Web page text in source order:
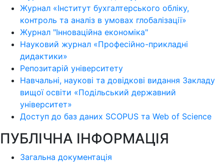
Журнал «Інститут бухгалтерського обліку,
контроль та аналіз в умовах глобалізації»
Журнал "Інноваційна економіка"
Науковий журнал «Професійно-прикладні
дидактики»
Репозитарій університету
Навчальні, наукові та довідкові видання Закладу
вищої освіти «Подільський державний
університет»
Доступ до баз даних SCOPUS та Web of Science
ПУБЛІЧНА ІНФОРМАЦІЯ
Загальна документація